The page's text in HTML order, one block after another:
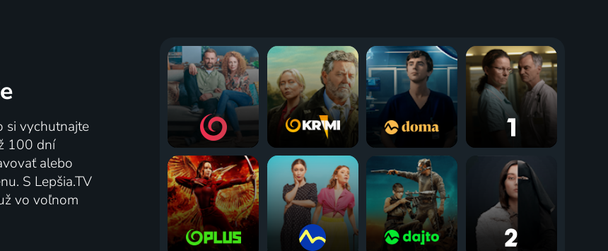
si vychutnajte
100 dní
alebo
S Lepšia.TV
vo voľnom